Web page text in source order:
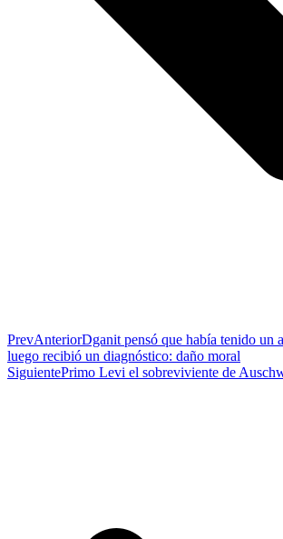
PrevAnteriorDganit pensó que había tenido un
luego recibió un diagnóstico: daño moral
SiguientePrimo Levi el sobreviviente de